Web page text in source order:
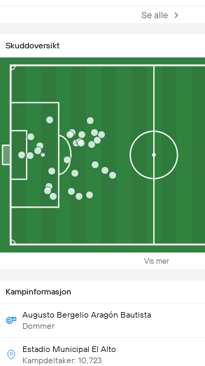
Se alle
Skuddoversikt
Vis mer
Kampinformasjon
Augusto Bergelio Aragón Bautista
Dommer
Estadio Municipal El Alto
Kampdeltaker: 10,723